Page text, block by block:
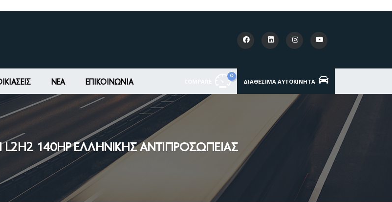
0
ΔΙΑΘΈΣΙΜΑ ΑΥΤΟΚΊΝΗΤΑ
ΝΕΑ ΕΠΙΚΟΙΝΩΝΊΑ
L2H2 140HP ΕΛΛΗΝΙΚΗΣ ΑΝΤΙΠΡΟΣΩΠΕΙΑΣ